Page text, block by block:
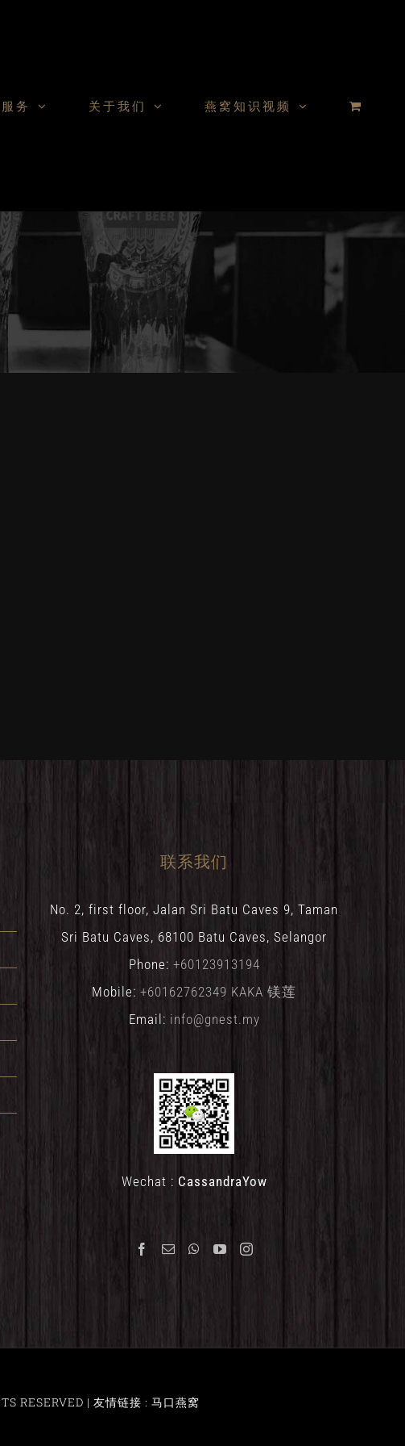
务 关于我们 燕窝知识视频
联系我们
No. 2, first floor, Jalan Sri Batu Caves 9, Taman
Sri Batu Caves, 68100 Batu Caves, Selangor
Phone: +60123913194
Mobile: +60162762349 KAKA 镁莲
Email: info@gnest.my
Wechat : CassandraYow
RESERVED | 友情链接 : 马口燕窝